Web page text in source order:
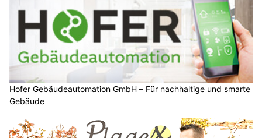
Hofer Gebäudeautomation GmbH – Für nachhaltige und smarte
Gebäude